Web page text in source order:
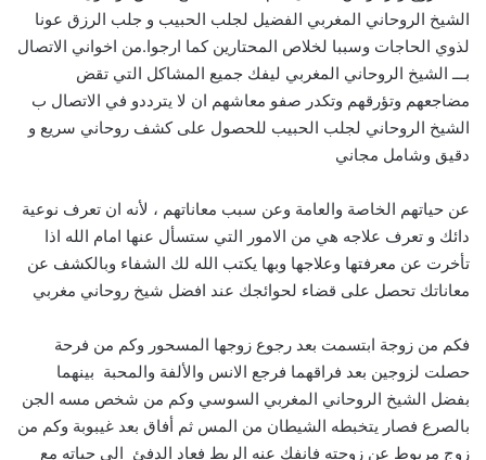
الشيخ الروحاني المغربي الفضيل لجلب الحبيب و جلب الرزق عونا
لذوي الحاجات وسببا لخلاص المحتارين كما ارجوا.من اخواني الاتصال
بـــ الشيخ الروحاني المغربي ليفك جميع المشاكل التي تقض
مضاجعهم وتؤرقهم وتكدر صفو معاشهم ان لا يترددو في الاتصال ب
الشيخ الروحاني لجلب الحبيب للحصول على كشف روحاني سريع و
دقيق وشامل مجاني
عن حياتهم الخاصة والعامة وعن سبب معاناتهم ، لأنه ان تعرف نوعية
دائك و تعرف علاجه هي من الامور التي ستسأل عنها امام الله اذا
تأخرت عن معرفتها وعلاجها وبها يكتب الله لك الشفاء وبالكشف عن
معاناتك تحصل على قضاء لحوائجك عند افضل شيخ روحاني مغربي
فكم من زوجة ابتسمت بعد رجوع زوجها المسحور وكم من فرحة
حصلت لزوجين بعد فراقهما فرجع الانس والألفة والمحبة بينهما
بفضل الشيخ الروحاني المغربي السوسي وكم من شخص مسه الجن
بالصرع فصار يتخبطه الشيطان من المس ثم أفاق بعد غيبوبة وكم من
زوج مربوط عن زوجته فانفك عنه الربط فعاد الدفئ الى حياته مع